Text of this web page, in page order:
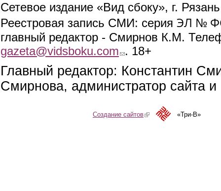
Сетевое издание «Вид сбоку», г.
Реестровая запись СМИ: серия ЭЛ №
главный редактор - Смирнов К.М.
gazeta@vidsboku.com (link sends e-mail)
. 18+
Главный редактор: Константин
Смирнова, администратор сайта
Создание сайтов(link is external)«Три-В»